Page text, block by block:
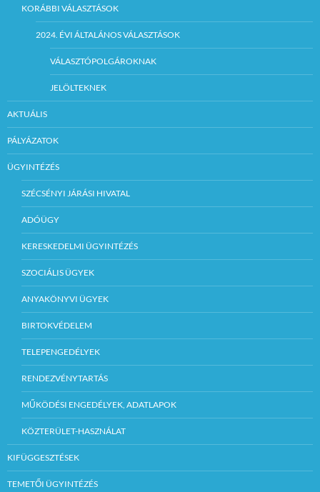
KORÁBBI VÁLASZTÁSOK
2024. ÉVI ÁLTALÁNOS VÁLASZTÁSOK
VÁLASZTÓPOLGÁROKNAK
JELÖLTEKNEK
AKTUÁLIS
PÁLYÁZATOK
ÜGYINTÉZÉS
SZÉCSÉNYI JÁRÁSI HIVATAL
ADÓÜGY
KERESKEDELMI ÜGYINTÉZÉS
SZOCIÁLIS ÜGYEK
ANYAKÖNYVI ÜGYEK
BIRTOKVÉDELEM
TELEPENGEDÉLYEK
RENDEZVÉNYTARTÁS
MŰKÖDÉSI ENGEDÉLYEK, ADATLAPOK
KÖZTERÜLET-HASZNÁLAT
KIFÜGGESZTÉSEK
TEMETŐI ÜGYINTÉZÉS